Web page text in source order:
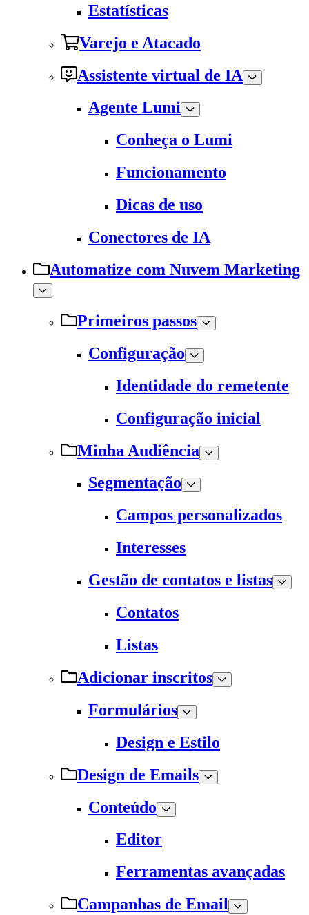
Estatísticas
Varejo e Atacado
Assistente virtual de IA
Agente Lumi
Conheça o Lumi
Funcionamento
Dicas de uso
Conectores de IA
Automatize com Nuvem Marketing
Primeiros passos
Configuração
Identidade do remetente
Configuração inicial
Minha Audiência
Segmentação
Campos personalizados
Interesses
Gestão de contatos e listas
Contatos
Listas
Adicionar inscritos
Formulários
Design e Estilo
Design de Emails
Conteúdo
Editor
Ferramentas avançadas
Campanhas de Email